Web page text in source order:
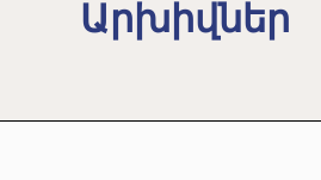
Արխիվներ